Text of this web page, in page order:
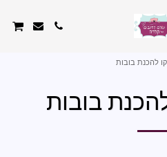
להכנת בובות
בובות